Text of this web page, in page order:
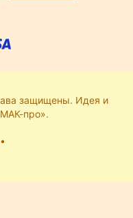
защищены. Идея и
про».